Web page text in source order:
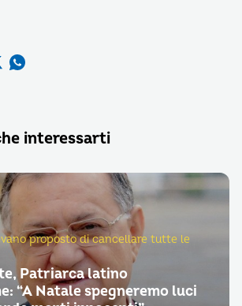
interessarti
proposto di cancellare tutte le
Patriarca latino
“A Natale spegneremo luci